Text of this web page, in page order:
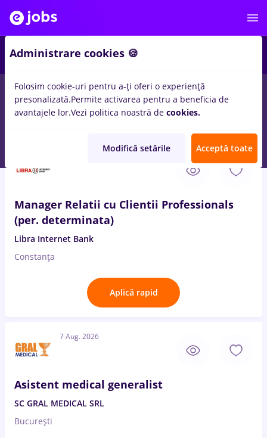
Salarii Remote (de acasă) București Cluj-
Manager Relatii cu Clientii Professionals
(per. determinata)
Libra Internet Bank
Constanța
Aplică rapid
7 Aug. 2026
Asistent medical generalist
SC GRAL MEDICAL SRL
București
Administrare cookies 🍪
Folosim cookie-uri pentru a-ți oferi o experiență
presonalizată.Permite activarea pentru a beneficia de
avantajele lor.Vezi politica noastră de cookies.
Modifică setările Acceptă toate